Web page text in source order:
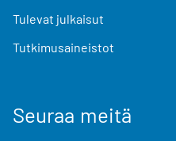
Tulevat julkaisut
Tutkimusaineistot
Seuraa meitä